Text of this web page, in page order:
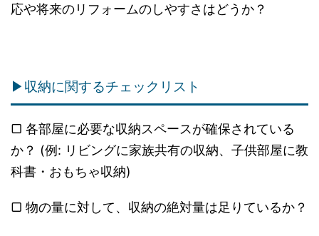
応や将来のリフォームのしやすさはどうか？
▶収納に関するチェックリスト
▢ 各部屋に必要な収納スペースが確保されている
か？ (例: リビングに家族共有の収納、子供部屋に教
科書・おもちゃ収納)
▢ 物の量に対して、収納の絶対量は足りているか？